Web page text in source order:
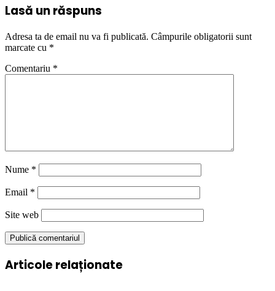
Lasă un răspuns
Adresa ta de email nu va fi publicată. Câmpurile obligatorii sunt
marcate cu *
Comentariu *
Nume *
Email *
Site web
Articole relaționate